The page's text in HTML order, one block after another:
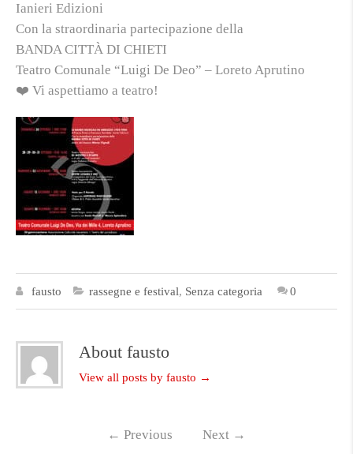
Ianieri Edizioni
Con la straordinaria partecipazione della
BANDA CITTÀ DI CHIETI
Teatro Comunale “Luigi De Deo” – Loreto Aprutino
❤️ Vi aspettiamo a teatro!
fausto rassegne e festival, Senza categoria 0
About fausto
View all posts by fausto →
← Previous Next →